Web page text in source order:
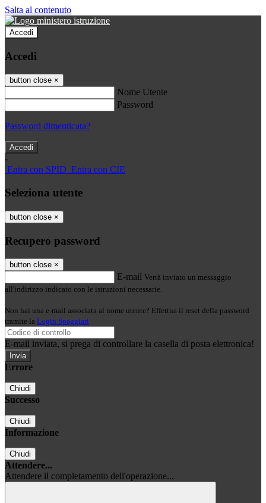
Salta al contenuto
Accedi
Accedi
button close ×
Nome Utente
Password
Password dimenticata?
-
Entra con SPID Entra con CIE
Seleziona utente
button close ×
Recupero password
button close ×
E-mail Verrà inviato un messaggio
all'indirizzo indicato con le istruzioni necessarie.
Non hai una e-mail associata al nome utente? Effettua il reset della password
tramite la Login Spaggiari
E-mail inviata, si prega di controllare la casella di posta elettronica!
Errore
Chiudi
Successo
Chiudi
Informazione
Chiudi
Attendere...
Attendere il completamento dell'operazione...